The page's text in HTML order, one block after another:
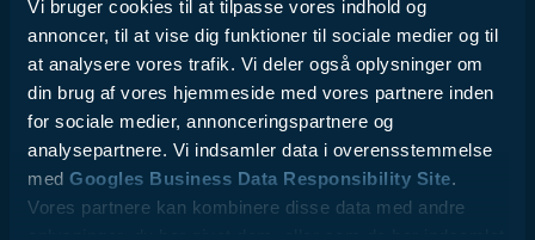
Vi bruger cookies til at tilpasse vores indhold og
annoncer, til at vise dig funktioner til sociale medier og til
at analysere vores trafik. Vi deler også oplysninger om
din brug af vores hjemmeside med vores partnere inden
for sociale medier, annonceringspartnere og
analysepartnere. Vi indsamler data i overensstemmelse
med Googles Business Data Responsibility Site.
Vores partnere kan kombinere disse data med andre